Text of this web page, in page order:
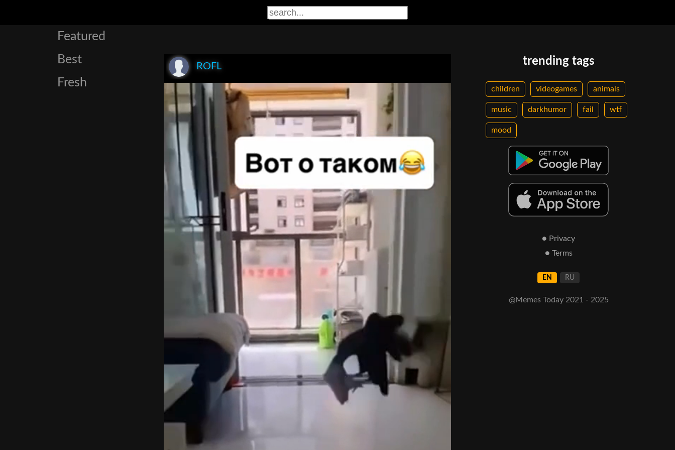
Featured
Best
Fresh
ROFL trending tags
children videogames animals
music darkhumor fail wtf
mood
● Privacy
● Terms
EN RU
@Memes Today 2021 - 2025